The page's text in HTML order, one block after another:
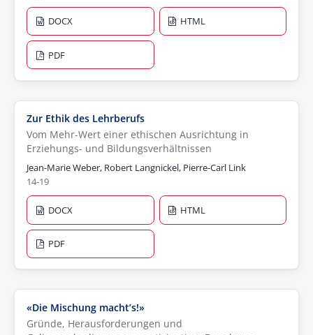
DOCX HTML
PDF
Zur Ethik des Lehrberufs
Vom Mehr-Wert einer ethischen Ausrichtung in
Erziehungs- und Bildungsverhältnissen
Jean-Marie Weber, Robert Langnickel, Pierre-Carl Link
14-19
DOCX HTML
PDF
«Die Mischung macht’s!»
Gründe, Herausforderungen und